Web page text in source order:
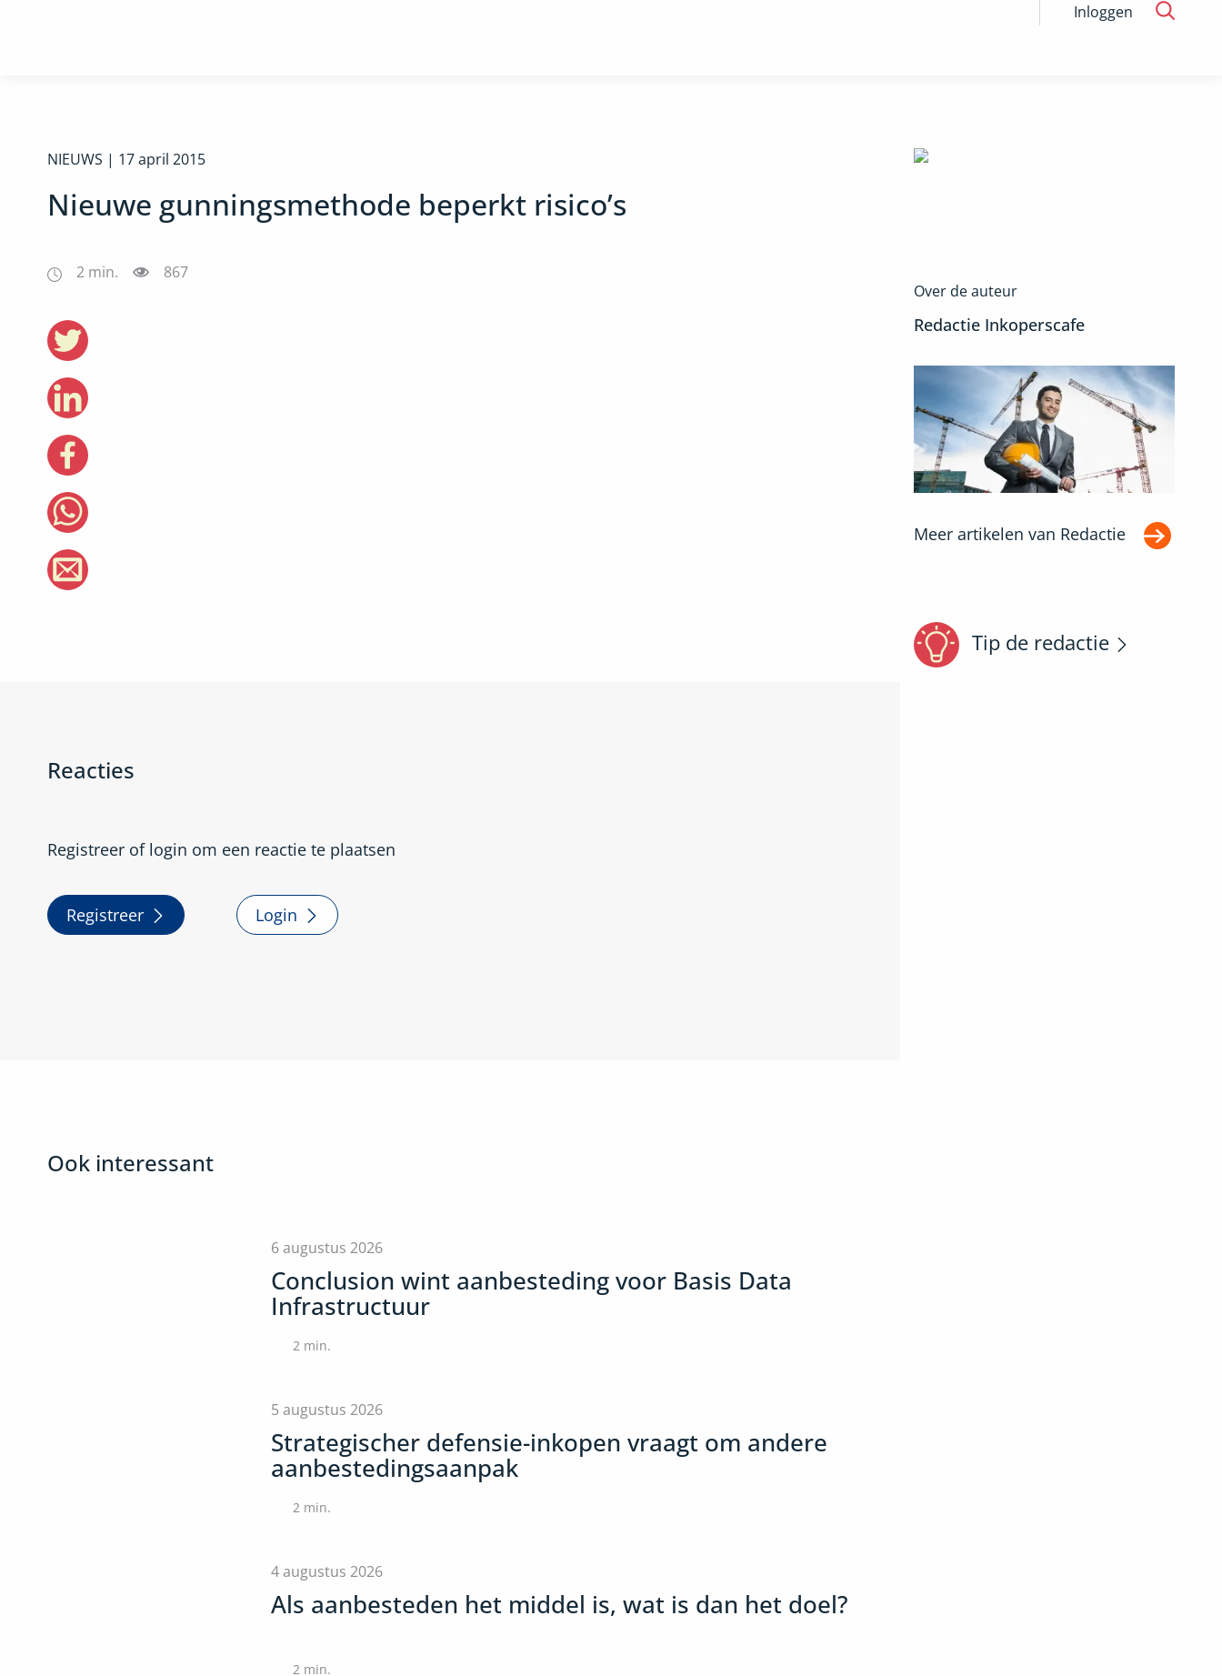
Inloggen
NIEUWS | 17 april 2015
Nieuwe gunningsmethode beperkt risico’s
2 min.
867
Over de auteur
Redactie Inkoperscafe
Meer artikelen van Redactie
Tip de redactie
Reacties
Registreer of login om een reactie te plaatsen
Registreer Login
Ook interessant
6 augustus 2026
Conclusion wint aanbesteding voor Basis Data
Infrastructuur
2 min.
5 augustus 2026
Strategischer defensie-inkopen vraagt om andere
aanbestedingsaanpak
2 min.
4 augustus 2026
Als aanbesteden het middel is, wat is dan het doel?
2 min.